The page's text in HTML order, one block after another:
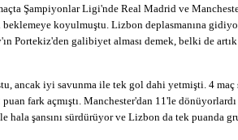
Şampiyonlar Ligi'nde Real Madrid ve
koyulmuştu. Lizbon deplasmanına
Portekiz'den galibiyet alması demek, belki de
ancak iyi savunma ile tek gol dahi yetmişti. 4 maç
fark açmıştı. Manchester'dan 11'le
hala şansını sürdürüyor ve Lizbon da tek puanda